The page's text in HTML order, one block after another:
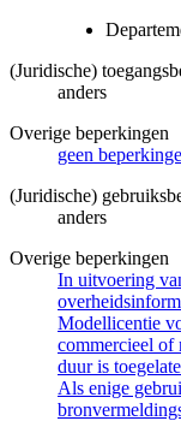
(Juridische)
anders
Overige beperkingen
geen
(Juridische)
anders
Overige beperkingen
In uitvoering
Modellicentie
commercieel of
duur is
Als enige